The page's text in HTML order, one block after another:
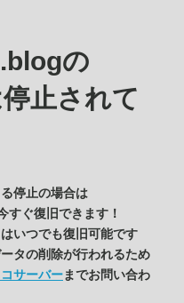
の
止されて
停止の場合は
すぐ復旧できます！
いつでも復旧可能です
タの削除が行われるため
サーバーまでお問い合わ